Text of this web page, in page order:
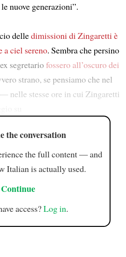
nuove generazioni”.
delledimissioni di Zingarettiè
ciel sereno. Sembra che persino
segretariofossero all’oscuro dei
strano, se pensiamo che nel
nelle stesse ore in cui Zingaretti
the conversation
the full content — and
Italian is actually used.
Continue
access?Log in.